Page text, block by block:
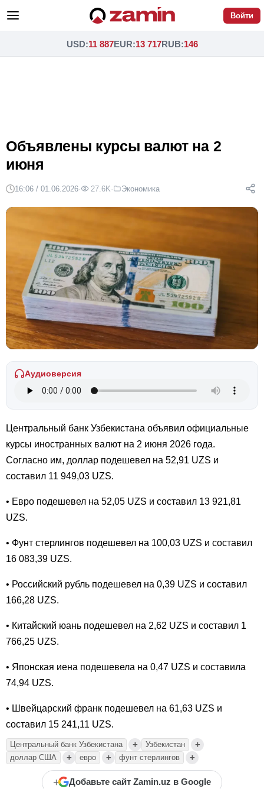
Войти
USD:11 887EUR:13 717RUB:146
Объявлены курсы валют на 2
июня
16:06 / 01.06.2026· 27.6K· Экономика
Аудиоверсия
Центральный банк Узбекистана объявил официальные
курсы иностранных валют на 2 июня 2026 года.
Согласно им, доллар подешевел на 52,91 UZS и
составил 11 949,03 UZS.
• Евро подешевел на 52,05 UZS и составил 13 921,81
UZS.
• Фунт стерлингов подешевел на 100,03 UZS и составил
16 083,39 UZS.
• Российский рубль подешевел на 0,39 UZS и составил
166,28 UZS.
• Китайский юань подешевел на 2,62 UZS и составил 1
766,25 UZS.
• Японская иена подешевела на 0,47 UZS и составила
74,94 UZS.
• Швейцарский франк подешевел на 61,63 UZS и
составил 15 241,11 UZS.
Центральный банк Узбекистана + Узбекистан +
доллар США + евро + фунт стерлингов +
+ Добавьте сайт Zamin.uz в Google